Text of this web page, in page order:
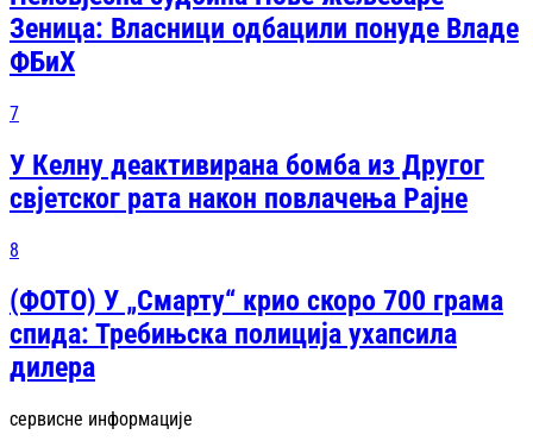
Зеница: Власници одбацили понуде Владе
ФБиХ
7
У Келну деактивирана бомба из Другог
свјетског рата након повлачења Рајне
8
(ФОТО) У „Смарту“ крио скоро 700 грама
спида: Требињска полиција ухапсила
дилера
сервисне информације